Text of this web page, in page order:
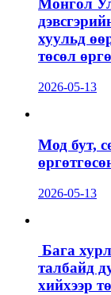
Монгол
хуульд
төсөл
2026-05-13
Мод бут,
2026-05-13
Бага
талбайд
хийхээр